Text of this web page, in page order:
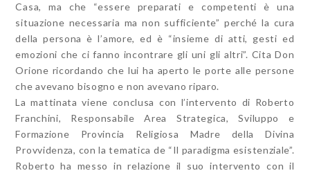
Casa, ma che “essere preparati e competenti è una
situazione necessaria ma non sufficiente” perché la cura
della persona è l’amore, ed è “insieme di atti, gesti ed
emozioni che ci fanno incontrare gli uni gli altri”. Cita Don
Orione ricordando che lui ha aperto le porte alle persone
che avevano bisogno e non avevano riparo.
La mattinata viene conclusa con l’intervento di Roberto
Franchini, Responsabile Area Strategica, Sviluppo e
Formazione Provincia Religiosa Madre della Divina
Provvidenza, con la tematica de “Il paradigma esistenziale”.
Roberto ha messo in relazione il suo intervento con il